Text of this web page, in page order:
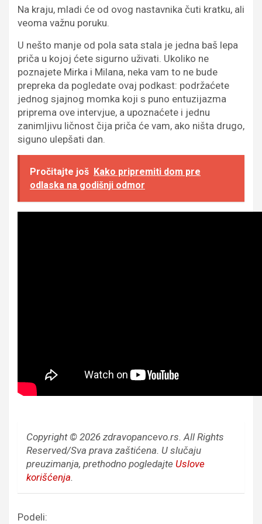
Na kraju, mladi će od ovog nastavnika čuti kratku, ali
veoma važnu poruku.
U nešto manje od pola sata stala je jedna baš lepa
priča u kojoj ćete sigurno uživati. Ukoliko ne
poznajete Mirka i Milana, neka vam to ne bude
prepreka da pogledate ovaj podkast: podržaćete
jednog sjajnog momka koji s puno entuzijazma
priprema ove intervjue, a upoznaćete i jednu
zanimljivu ličnost čija priča će vam, ako ništa drugo,
siguno ulepšati dan.
Pročitajte još Kako pripremiti dom pre
odlaska na godišnji odmor
Copyright © 2026 zdravopancevo.rs. All Rights
Reserved/Sva prava zaštićena. U slučaju
preuzimanja, prethodno pogledajte Uslove
korišćenja.
Podeli: